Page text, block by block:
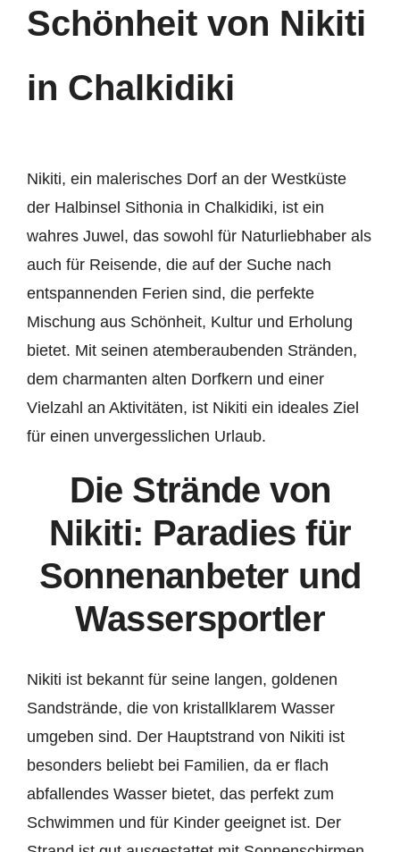
Schönheit von Nikiti
in Chalkidiki
Nikiti, ein malerisches Dorf an der Westküste
der Halbinsel Sithonia in Chalkidiki, ist ein
wahres Juwel, das sowohl für Naturliebhaber als
auch für Reisende, die auf der Suche nach
entspannenden Ferien sind, die perfekte
Mischung aus Schönheit, Kultur und Erholung
bietet. Mit seinen atemberaubenden Stränden,
dem charmanten alten Dorfkern und einer
Vielzahl an Aktivitäten, ist Nikiti ein ideales Ziel
für einen unvergesslichen Urlaub.
Die Strände von
Nikiti: Paradies für
Sonnenanbeter und
Wassersportler
Nikiti ist bekannt für seine langen, goldenen
Sandstrände, die von kristallklarem Wasser
umgeben sind. Der Hauptstrand von Nikiti ist
besonders beliebt bei Familien, da er flach
abfallendes Wasser bietet, das perfekt zum
Schwimmen und für Kinder geeignet ist. Der